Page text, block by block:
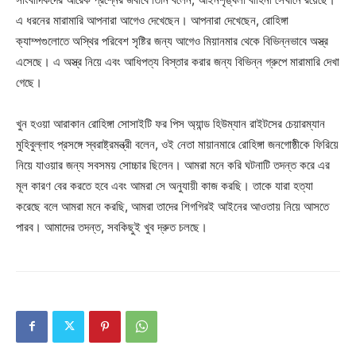
এ ধরনের মারামারি আপনারা আগেও দেখেছেন। আপনারা দেখেছেন, রোহিঙ্গা
ক্যাম্পগুলোতে অস্থির পরিবেশ সৃষ্টির জন্য আগেও মিয়ানমার থেকে বিভিন্নভাবে অস্ত্র
এসেছে। এ অস্ত্র নিয়ে এবং আধিপত্য বিস্তার করার জন্য বিভিন্ন গ্রুপে মারামারি দেখা
গেছে।
খুন হওয়া আরাকান রোহিঙ্গা সোসাইটি ফর পিস অ্যান্ড হিউম্যান রাইটসের চেয়ারম্যান
মুহিবুল্লাহ প্রসঙ্গে স্বরাষ্ট্রমন্ত্রী বলেন, ওই নেতা মায়ানমারে রোহিঙ্গা জনগোষ্ঠীকে ফিরিয়ে
নিয়ে যাওয়ার জন্য সবসময় সোচ্চার ছিলেন। আমরা মনে করি ঘটনাটি তদন্ত করে এর
মূল কারণ বের করতে হবে এবং আমরা সে অনুযায়ী কাজ করছি। তাকে যারা হত্যা
করেছে বলে আমরা মনে করছি, আমরা তাদের শিগগিরই আইনের আওতায় নিয়ে আসতে
পারব। আমাদের তদন্ত, সবকিছুই খুব দ্রুত চলছে।